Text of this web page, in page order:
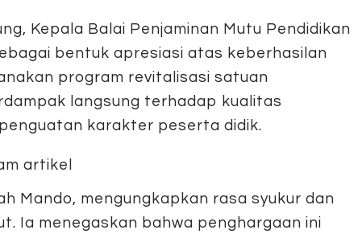
Kepala Balai Penjaminan Mutu Pendidikan
bentuk apresiasi atas keberhasilan
program revitalisasi satuan
langsung terhadap kualitas
karakter peserta didik.
Mando, mengungkapkan rasa syukur dan
Ia menegaskan bahwa penghargaan ini